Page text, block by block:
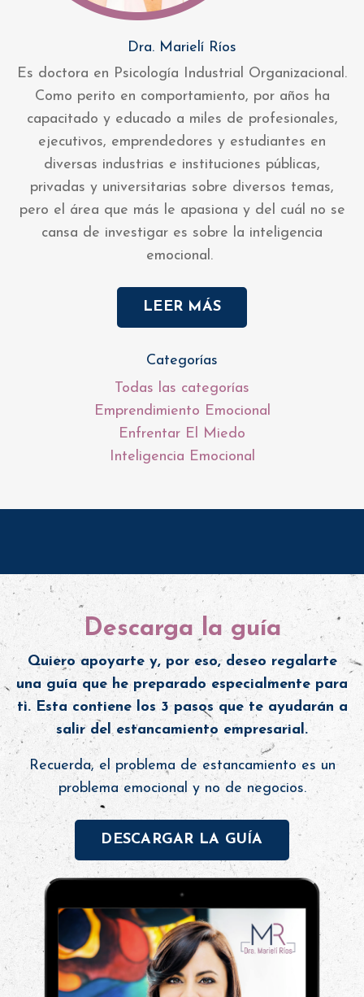
Dra. Marielí Ríos
Es doctora en Psicología Industrial Organizacional.
Como perito en comportamiento, por años ha
capacitado y educado a miles de profesionales,
ejecutivos, emprendedores y estudiantes en
diversas industrias e instituciones públicas,
privadas y universitarias sobre diversos temas,
pero el área que más le apasiona y del cuál no se
cansa de investigar es sobre la inteligencia
emocional.
LEER MÁS
Categorías
Todas las categorías
Emprendimiento Emocional
Enfrentar El Miedo
Inteligencia Emocional
Descarga la guía
Quiero apoyarte y, por eso, deseo regalarte
una guía que he preparado especialmente para
ti. Esta contiene los 3 pasos que te ayudarán a
salir del estancamiento empresarial.
Recuerda, el problema de estancamiento es un
problema emocional y no de negocios.
DESCARGAR LA GUÍA